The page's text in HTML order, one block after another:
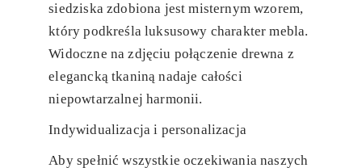
siedziska zdobiona jest misternym wzorem,
który podkreśla luksusowy charakter mebla.
Widoczne na zdjęciu połączenie drewna z
elegancką tkaniną nadaje całości
niepowtarzalnej harmonii.
Indywidualizacja i personalizacja
Aby spełnić wszystkie oczekiwania naszych